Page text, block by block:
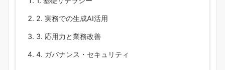
2. 実務での生成AI活用
3. 応用力と業務改善
4. ガバナンス・セキュリティ